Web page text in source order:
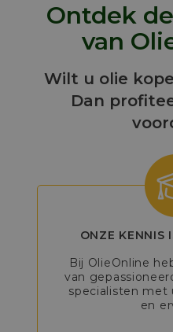
Ontdek
van
Wilt u olie
Dan
ONZE KENNIS
Bij OlieOnline
van
specialisten met
en